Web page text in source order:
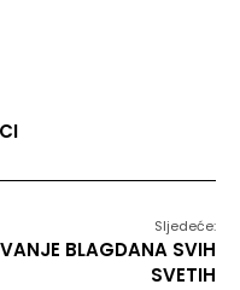
Sljedeće:
BLAGDANA SVIH
SVETIH